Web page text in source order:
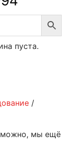
пуста.
/
мы ещё